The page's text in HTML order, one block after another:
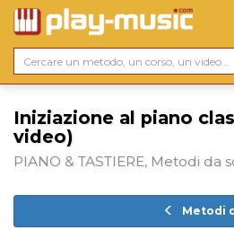
Iniziazione al piano
video)
PIANO & TASTIERE, Metodi
Metodi